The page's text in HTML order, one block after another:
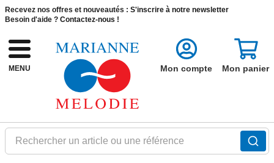
Recevez nos offres et nouveautés : S'inscrire à notre newsletter
Besoin d'aide ? Contactez-nous !
MENU
Rechercher un article ou une référence
Mon compte Mon panier